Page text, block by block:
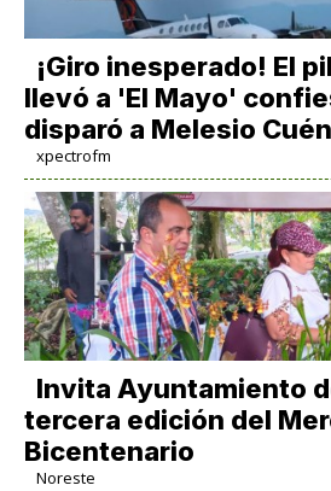
¡Giro inesperado! El
llevó a 'El Mayo'
disparó a Melesio Cuén
xpectrofm
Invita Ayuntamiento
tercera edición del
Bicentenario
Noreste